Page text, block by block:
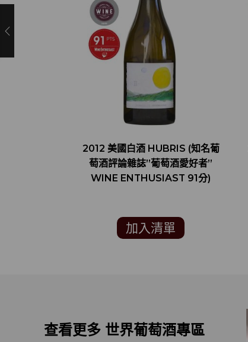
2012 美國白酒 HUBRIS (知名葡
萄酒評論雜誌”葡萄酒愛好者”
WINE ENTHUSIAST 91分)
加入清單
查看更多 世界葡萄酒專區